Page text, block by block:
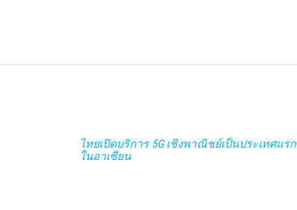
ไทยเปิดบริการ 5G เชิงพาณิชย์เป็นประเทศแรก
ในอาเซียน